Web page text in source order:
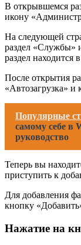
В открывшемся
икону
На следующей
раздел «Службы»
раздел находится
После открытия
«Автозагрузка» и
Популярные
самому себе в
руководство
Теперь вы
приступить к
Для добавления
кнопку
Нажатие на